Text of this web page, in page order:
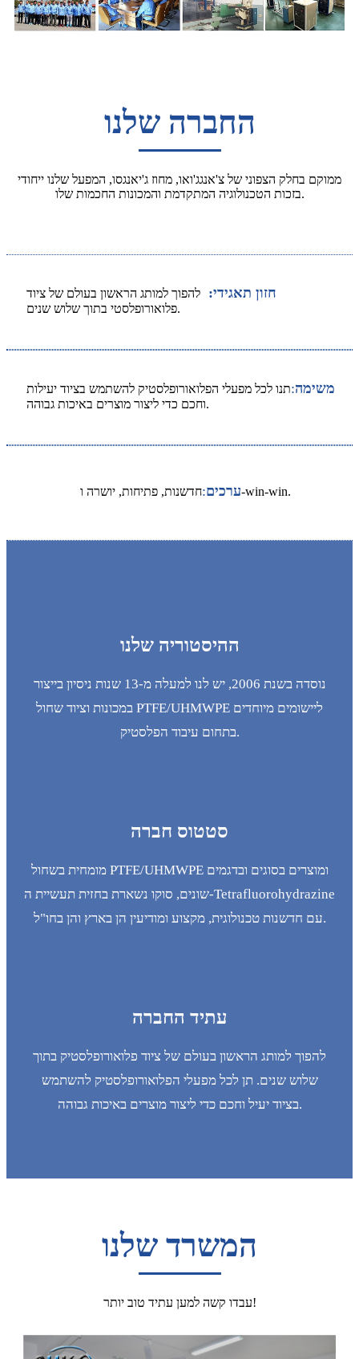
החברה שלנו
ממוקם בחלק הצפוני של צ'אנגג'ואו, מחוז ג'יאנגסו, המפעל שלנו ייחודי
בזכות הטכנולוגיה המתקדמת והמכונות החכמות שלו.
חזון תאגידי:
להפוך למותג הראשון בעולם של ציוד
פלואורופלסטי בתוך שלוש שנים.
משימה:תנו לכל מפעלי הפלואורופלסטיק להשתמש בציוד יעילות
וחכם כדי ליצור מוצרים באיכות גבוהה.
ערכים: חדשנות, פתיחות, יושרה ו-win-win.
ההיסטוריה שלנו
נוסדה בשנת 2006, יש לנו למעלה מ-13 שנות ניסיון בייצור
במכונות וציוד שחול PTFE/UHMWPE ליישומים מיוחדים
בתחום עיבוד הפלסטיק.
סטטוס חברה
מומחית בשחול PTFE/UHMWPE ומוצרים בסוגים ובדגמים
שונים, סוקו נשארת בחזית תעשיית ה-Tetrafluorohydrazine
עם חדשנות טכנולוגית, מקצוע ומודיעין הן בארץ והן בחו"ל.
עתיד החברה
להפוך למותג הראשון בעולם של ציוד פלואורופלסטיק בתוך
שלוש שנים. תן לכל מפעלי הפלואורופלסטיק להשתמש
בציוד יעיל וחכם כדי ליצור מוצרים באיכות גבוהה.
המשרד שלנו
עבדו קשה למען עתיד טוב יותר!